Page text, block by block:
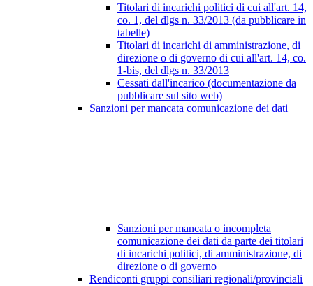
Titolari di incarichi politici di cui all'art. 14,
co. 1, del dlgs n. 33/2013 (da pubblicare in
tabelle)
Titolari di incarichi di amministrazione, di
direzione o di governo di cui all'art. 14, co.
1-bis, del dlgs n. 33/2013
Cessati dall'incarico (documentazione da
pubblicare sul sito web)
Sanzioni per mancata comunicazione dei dati
Sanzioni per mancata o incompleta
comunicazione dei dati da parte dei titolari
di incarichi politici, di amministrazione, di
direzione o di governo
Rendiconti gruppi consiliari regionali/provinciali